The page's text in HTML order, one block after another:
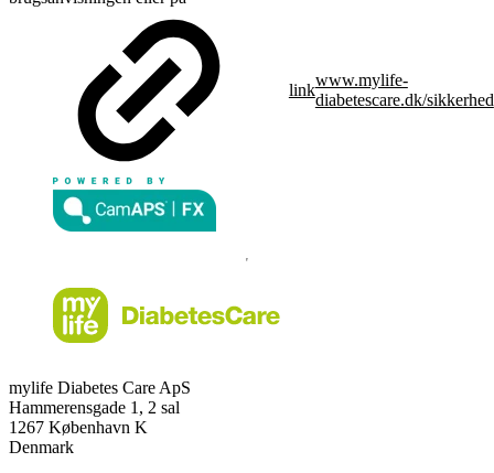
link
www.mylife-
diabetescare.dk/sikkerhed
mylife Diabetes Care ApS
Hammerensgade 1, 2 sal
1267 København K
Denmark